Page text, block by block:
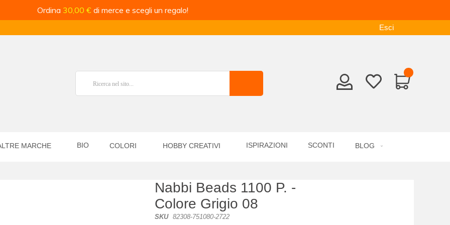
Ordina 30,00 € di merce e scegli un regalo!
Esci
MARCHE BIO COLORI HOBBY CREATIVI ISPIRAZIONI SCONTI BLOG
Nabbi Beads 1100 P. -
Colore Grigio 08
SKU 82308-751080-2722